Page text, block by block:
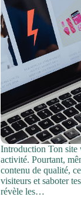
Introduction Ton site
activité. Pourtant,
contenu de qualité,
visiteurs et saboter
révèle les…